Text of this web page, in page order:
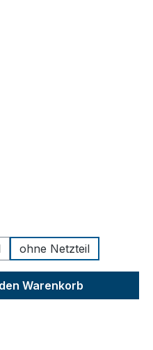
ohne Netzteil
Wert
Warenkorb